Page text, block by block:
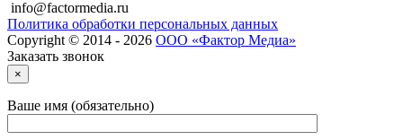
info@factormedia.ru
Политика обработки персональных данных
Copyright © 2014 - 2026 ООО «Фактор Медиа»
Заказать звонок
×
Ваше имя (обязательно)